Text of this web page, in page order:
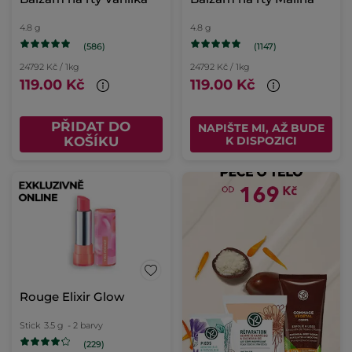
4.8 g
(586)
24792 Kč / 1kg
119.00 Kč
PŘIDAT DO
KOŠÍKU
4.8 g
(1147)
24792 Kč / 1kg
119.00 Kč
NAPIŠTE MI, AŽ BUDE
K DISPOZICI
Rouge Elixir Glow
Stick 3.5 g - 2 barvy
(229)